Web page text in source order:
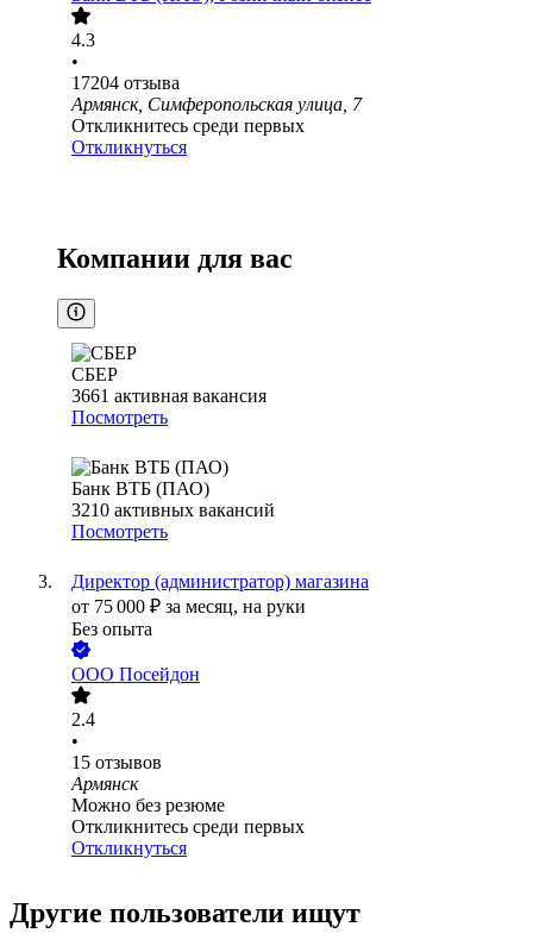
4.3
•
17204 отзыва
Армянск, Симферопольская улица, 7
Откликнитесь среди первых
Откликнуться
Компании для вас
СБЕР
3661 активная вакансия
Посмотреть
Банк ВТБ (ПАО)
3210 активных вакансий
Посмотреть
Директор (администратор) магазина
от 75 000 ₽ за месяц, на руки
Без опыта
ООО Посейдон
2.4
•
15 отзывов
Армянск
Можно без резюме
Откликнитесь среди первых
Откликнуться
Другие пользователи ищут